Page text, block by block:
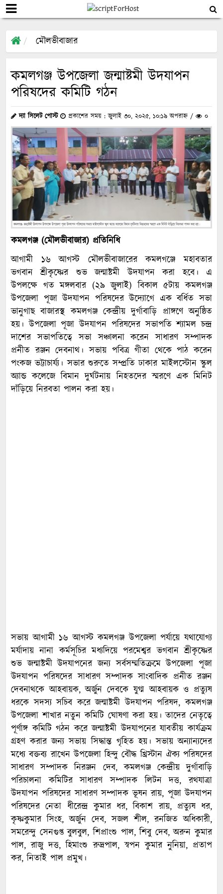
মৌলভীবাজার
কমলগঞ্জ উপজেলা জন্মাষ্টমী উদযাপন
পরিষদের কমিটি গঠন
দ্যা সিলেট পোস্ট প্রকাশের সময় : জুলাই ৩০, ২০২৫, ১০:১৯ অপরাহ্ন / ০
কমলগঞ্জ (মৌলভীবাজার) প্রতিনিধি
আগামী ১৬ আগস্ট মৌলভীবাজারের কমলগঞ্জে মহাবতার
ভগবান শ্রীকৃষ্ণের শুভ জন্মাষ্টমী উদযাপন করা হবে। এ
উপলক্ষে গত মঙ্গলবার (২৯ জুলাই) বিকাল ৫টায় কমলগঞ্জ
উপজেলা পূজা উদযাপন পরিষদের উদ্যোগে এক বর্ধিত সভা
ভানুগাছ বাজারস্থ কমলগঞ্জ কেন্দ্রীয় দুর্গাবাড়ি প্রাঙ্গণে অনুষ্ঠিত
হয়। উপজেলা পূজা উদযাপন পরিষদের সভাপতি শ্যামল চন্দ্র
দাশের সভাপতিত্বে সভা সঞ্চালনা করেন সাধারণ সম্পাদক
প্রনীত রঞ্জন দেবনাথ। সভায় পবিত্র গীতা থেকে পাঠ করেন
পংকজ ভট্টাচার্য্য। সভার শুরুতে সম্প্রতি ঢাকার মাইলস্টোন স্কুল
অ্যান্ড কলেজে বিমান দুর্ঘটনায় নিহতদের স্মরণে এক মিনিট
দাঁড়িয়ে নিরবতা পালন করা হয়।
সভায় আগামী ১৬ আগস্ট কমলগঞ্জ উপজেলা পর্যায়ে যথাযোগ্য
মর্যাদায় নানা কর্মসূচির মধ্যদিয়ে পরমেশ্বর ভগবান শ্রীকৃষ্ণের
শুভ জন্মাষ্টমী উদযাপনের জন্য সর্বসম্মতিক্রমে উপজেলা পূজা
উদযাপন পরিষদের সাধারণ সম্পাদক সাংবাদিক প্রনীত রঞ্জন
দেবনাথকে আহবায়ক, অর্জুন দেবকে যুগ্ম আহবায়ক ও প্রত্যুষ
ধরকে সদস্য সচিব করে জন্মাষ্টমী উদযাপন পরিষদ, কমলগঞ্জ
উপজেলা শাখার নতুন কমিটি ঘোষণা করা হয়। তাদের নেতৃত্বে
পূর্ণাঙ্গ কমিটি গঠন করে জন্মাষ্টমী উদযাপনের যাবতীয় কার্যক্রম
গ্রহণ করার জন্য সভায় সিদ্ধান্ত গৃহিত হয়। সভায় অন্যান্যদের
মধ্যে বক্তব্য রাখেন উপজেলা হিন্দু বৌদ্ধ খ্রিস্টান ঐক্য পরিষদের
সাধারণ সম্পাদক নিরঞ্জন দেব, কমলগঞ্জ কেন্দ্রীয় দুর্গাবাড়ি
পরিচালনা কমিটির সাধারণ সম্পাদক লিটন দত্ত, রথযাত্রা
উদযাপন পরিষদের সাধারণ সম্পাদক ভূষন রায়, পূজা উদযাপন
পরিষদের নেতা ধীরেন্দ্র কুমার ধর, বিকাশ রায়, প্রত্যুষ ধর,
কৃষ্ণকুমার সিংহ, অর্জুন দেব, সজল শীল, রনজিত অধিকারী,
সমরেন্দু সেনগুপ্ত বুলবুল, শিপ্রাংশু পাল, শিবু দেব, অরুন কুমার
পাল, রাজু দত্ত, হিমাংশু রুদ্রপাল, স্বপন কুমার নুনিয়া, প্রতাপ
কর, নিতাই পাল প্রমুখ।